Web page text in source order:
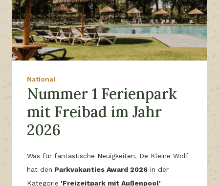
National
Nummer 1 Ferienpark
mit Freibad im Jahr
2026
Was für fantastische Neuigkeiten, De Kleine Wolf
hat den Parkvakanties Award 2026 in der
Kategorie 'Freizeitpark mit Außenpool'